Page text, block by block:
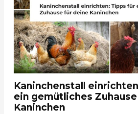
Kaninchenstall
ein gemütliches
Kaninchen